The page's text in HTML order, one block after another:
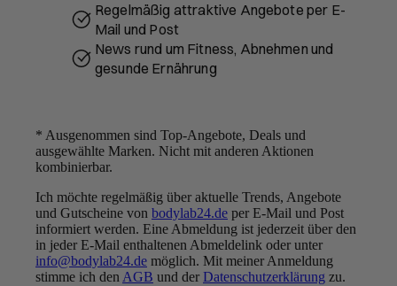
Regelmäßig attraktive Angebote per E-
Mail und Post
News rund um Fitness, Abnehmen und
gesunde Ernährung
* Ausgenommen sind Top-Angebote, Deals und
ausgewählte Marken. Nicht mit anderen Aktionen
kombinierbar.
Ich möchte regelmäßig über aktuelle Trends, Angebote
und Gutscheine von bodylab24.de per E-Mail und Post
informiert werden. Eine Abmeldung ist jederzeit über den
in jeder E-Mail enthaltenen Abmeldelink oder unter
info@bodylab24.de möglich. Mit meiner Anmeldung
stimme ich den AGB und der Datenschutzerklärung zu.
UNSER VERSPRECHEN:
BESTE QUALITÄT ZU
FAIREN PREISEN
Folge uns